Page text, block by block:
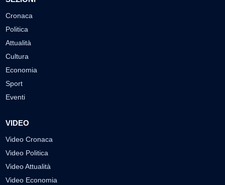
Cronaca
Politica
Attualità
Cultura
Economia
Sport
Eventi
VIDEO
Video Cronaca
Video Politica
Video Attualità
Video Economia